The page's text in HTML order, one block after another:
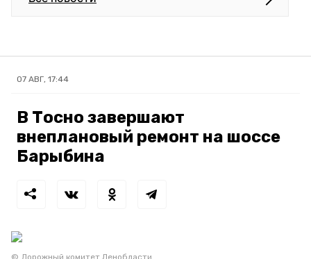
07 АВГ, 17:44
В Тосно завершают
внеплановый ремонт на шоссе
Барыбина
© Дорожный комитет Ленобласти